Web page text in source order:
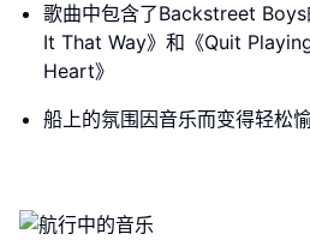
歌曲中包含了Backstreet
It That Way》和《Quit
Heart》
船上的氛围因音乐而变得轻松